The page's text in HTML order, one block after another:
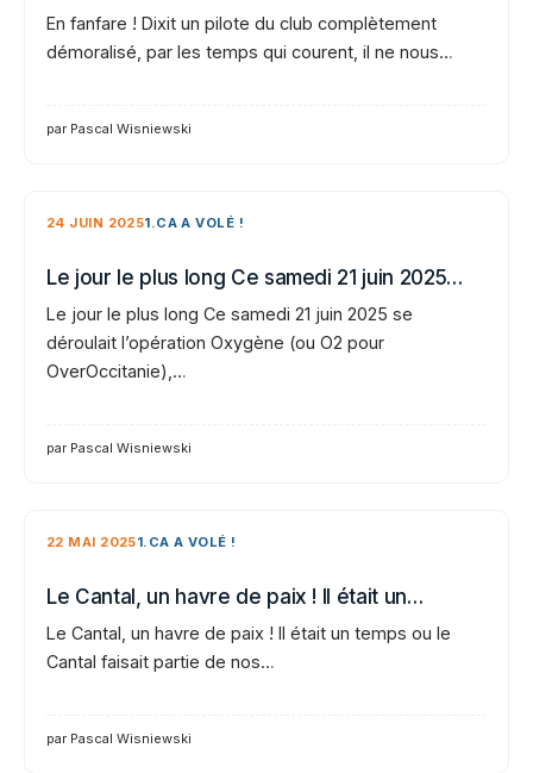
En fanfare ! Dixit un pilote du club complètement
démoralisé, par les temps qui courent, il ne nous…
par Pascal Wisniewski
24 JUIN 20251.CA A VOLÉ !
Le jour le plus long Ce samedi 21 juin 2025…
Le jour le plus long Ce samedi 21 juin 2025 se
déroulait l’opération Oxygène (ou O2 pour
OverOccitanie),…
par Pascal Wisniewski
22 MAI 20251.CA A VOLÉ !
Le Cantal, un havre de paix ! Il était un…
Le Cantal, un havre de paix ! Il était un temps ou le
Cantal faisait partie de nos…
par Pascal Wisniewski